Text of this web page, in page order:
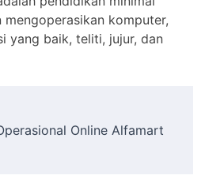
mengoperasikan komputer,
yang baik, teliti, jujur, dan
Online Alfamart